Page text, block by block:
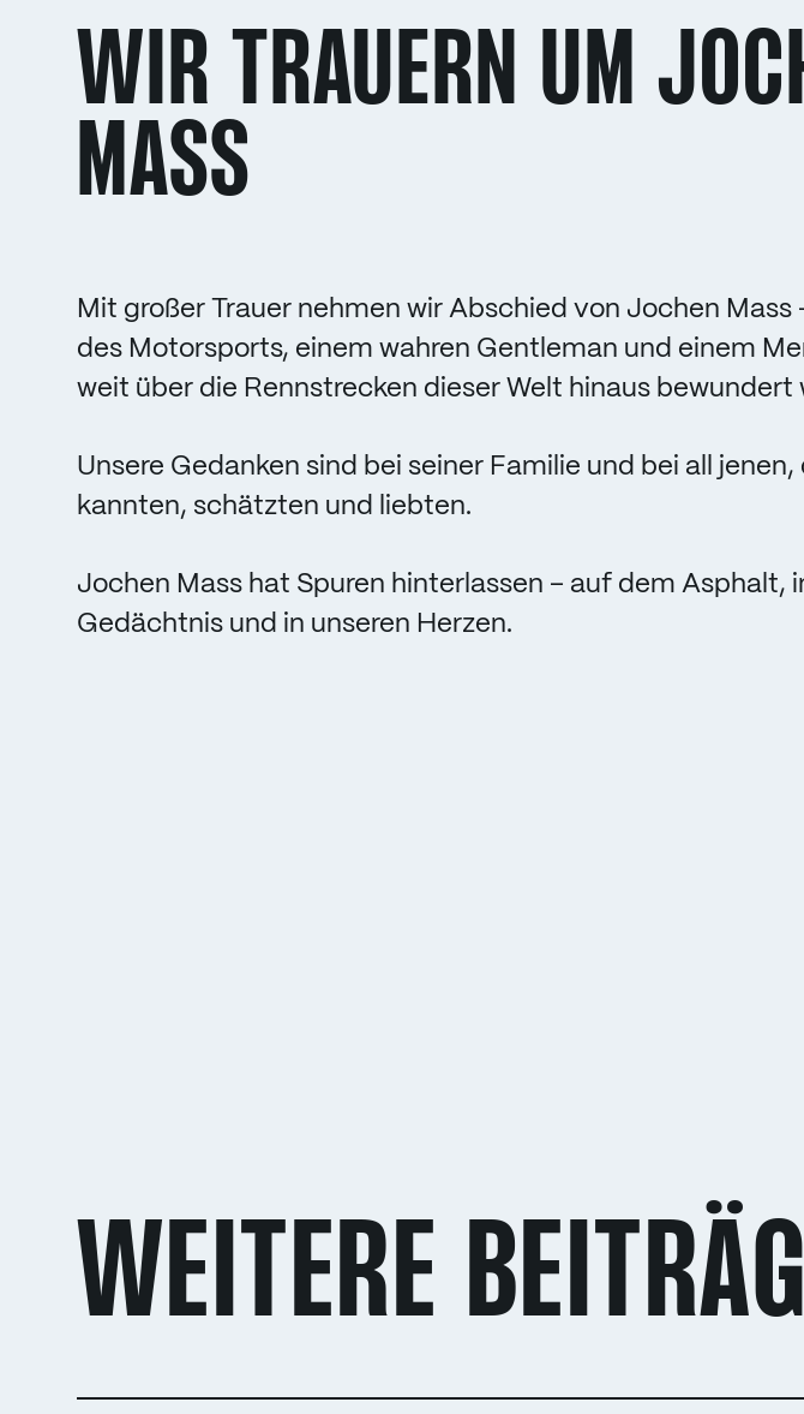
WIR TRAUERN UM
MASS
Mit großer Trauer nehmen wir Abschied von Jochen Mass
des Motorsports, einem wahren Gentleman und einem
weit über die Rennstrecken dieser Welt hinaus bewundert
Unsere Gedanken sind bei seiner Familie und bei all jenen,
kannten, schätzten und liebten.
Jochen Mass hat Spuren hinterlassen – auf dem Asphalt,
Gedächtnis und in unseren Herzen.
WEITERE